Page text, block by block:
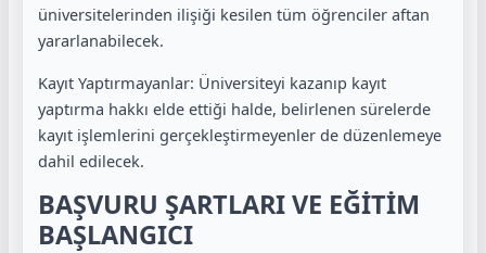
üniversitelerinden ilişiği kesilen tüm öğrenciler aftan
yararlanabilecek.
Kayıt Yaptırmayanlar: Üniversiteyi kazanıp kayıt
yaptırma hakkı elde ettiği halde, belirlenen sürelerde
kayıt işlemlerini gerçekleştirmeyenler de düzenlemeye
dahil edilecek.
BAŞVURU ŞARTLARI VE EĞİTİM
BAŞLANGICI